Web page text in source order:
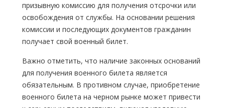
призывную комиссию для получения отсрочки или
освобождения от службы. На основании решения
комиссии и последующих документов гражданин
получает свой военный билет.
Важно отметить, что наличие законных оснований
для получения военного билета является
обязательным. В противном случае, приобретение
военного билета на черном рынке может привести